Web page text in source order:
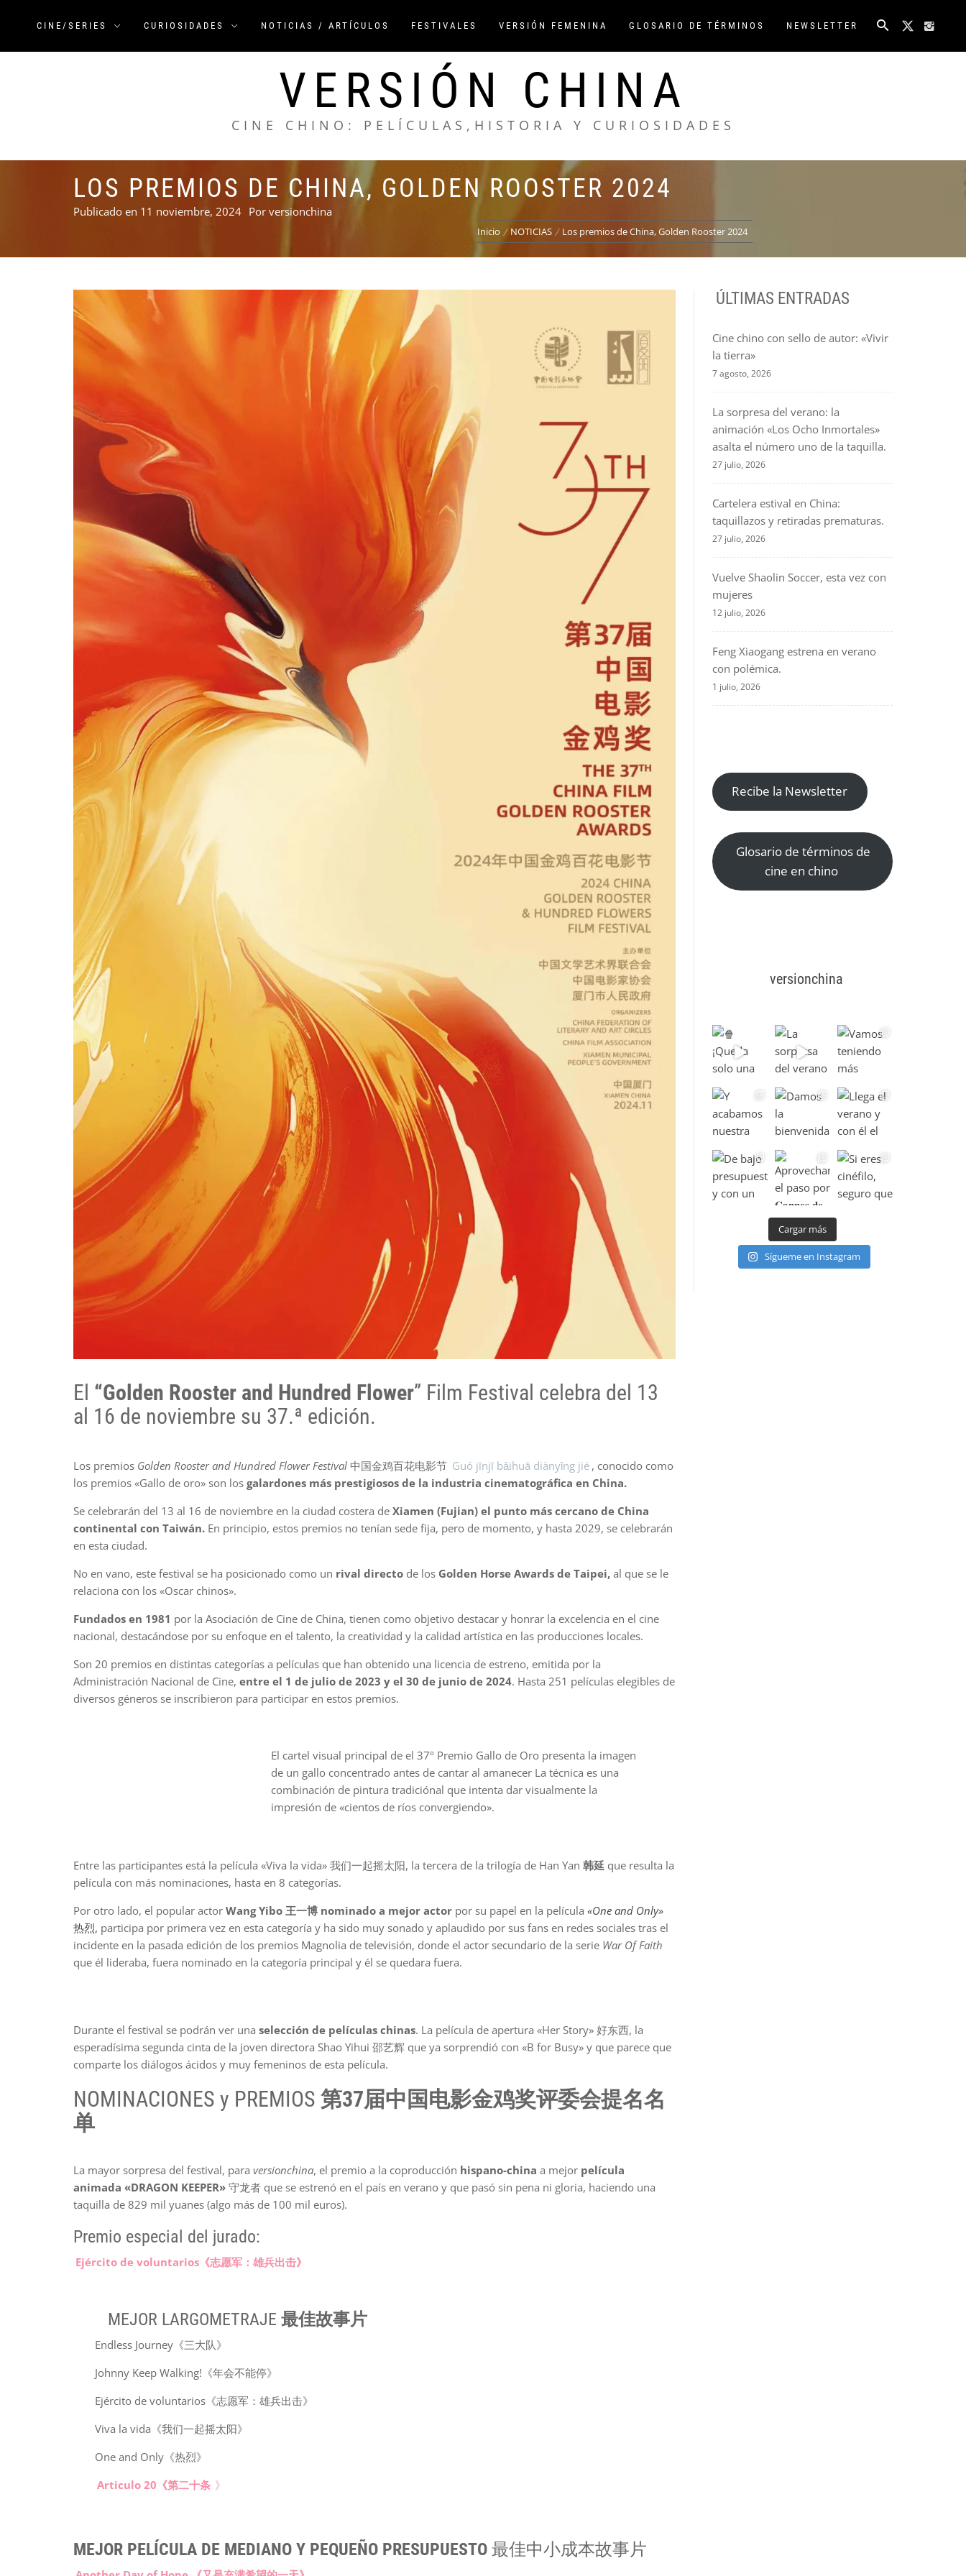
CINE/SERIES CURIOSIDADES NOTICIAS / ARTÍCULOS FESTIVALES VERSIÓN FEMENINA GLOSARIO DE TÉRMINOS NEWSLETTER
VERSIÓN CHINA
CINE CHINO: PELÍCULAS,HISTORIA Y CURIOSIDADES
LOS PREMIOS DE CHINA, GOLDEN ROOSTER 2024
Publicado en 11 noviembre, 2024 Por versionchina
Inicio NOTICIAS Los premios de China, Golden Rooster 2024
El “Golden Rooster and Hundred Flower” Film Festival celebra del 13
al 16 de noviembre su 37.ª edición.
Los premios Golden Rooster and Hundred Flower Festival 中国金鸡百花电影节 Guó jīnjī bǎihuā diànyǐng jié , conocido como
los premios «Gallo de oro» son los galardones más prestigiosos de la industria cinematográfica en China.
Se celebrarán del 13 al 16 de noviembre en la ciudad costera de Xiamen (Fujian) el punto más cercano de China
continental con Taiwán. En principio, estos premios no tenían sede fija, pero de momento, y hasta 2029, se celebrarán
en esta ciudad.
No en vano, este festival se ha posicionado como un rival directo de los Golden Horse Awards de Taipei, al que se le
relaciona con los «Oscar chinos».
Fundados en 1981 por la Asociación de Cine de China, tienen como objetivo destacar y honrar la excelencia en el cine
nacional, destacándose por su enfoque en el talento, la creatividad y la calidad artística en las producciones locales.
Son 20 premios en distintas categorías a películas que han obtenido una licencia de estreno, emitida por la
Administración Nacional de Cine, entre el 1 de julio de 2023 y el 30 de junio de 2024. Hasta 251 películas elegibles de
diversos géneros se inscribieron para participar en estos premios.
El cartel visual principal de el 37º Premio Gallo de Oro presenta la imagen
de un gallo concentrado antes de cantar al amanecer La técnica es una
combinación de pintura tradiciónal que intenta dar visualmente la
impresión de «cientos de ríos convergiendo».
Entre las participantes está la película «Viva la vida» 我们一起摇太阳, la tercera de la trilogía de Han Yan 韩延 que resulta la
película con más nominaciones, hasta en 8 categorías.
Por otro lado, el popular actor Wang Yibo 王一博 nominado a mejor actor por su papel en la película «One and Only»
热烈, participa por primera vez en esta categoría y ha sido muy sonado y aplaudido por sus fans en redes sociales tras el
incidente en la pasada edición de los premios Magnolia de televisión, donde el actor secundario de la serie War Of Faith
que él lideraba, fuera nominado en la categoría principal y él se quedara fuera.
Durante el festival se podrán ver una selección de películas chinas. La película de apertura «Her Story» 好东西, la
esperadísima segunda cinta de la joven directora Shao Yihui 邵艺辉 que ya sorprendió con «B for Busy» y que parece que
comparte los diálogos ácidos y muy femeninos de esta película.
NOMINACIONES y PREMIOS 第37届中国电影金鸡奖评委会提名名
单
La mayor sorpresa del festival, para versionchina, el premio a la coproducción hispano-china a mejor película
animada «DRAGON KEEPER» 守龙者 que se estrenó en el país en verano y que pasó sin pena ni gloria, haciendo una
taquilla de 829 mil yuanes (algo más de 100 mil euros).
Premio especial del jurado:
Ejército de voluntarios《志愿军：雄兵出击》
MEJOR LARGOMETRAJE 最佳故事片
Endless Journey《三大队》
Johnny Keep Walking!《年会不能停》
Ejército de voluntarios《志愿军：雄兵出击》
Viva la vida《我们一起摇太阳》
One and Only《热烈》
Articulo 20《第二十条 》
MEJOR PELÍCULA DE MEDIANO Y PEQUEÑO PRESUPUESTO 最佳中小成本故事片
ÚLTIMAS ENTRADAS
Cine chino con sello de autor: «Vivir
la tierra»
7 agosto, 2026
La sorpresa del verano: la
animación «Los Ocho Inmortales»
asalta el número uno de la taquilla.
27 julio, 2026
Cartelera estival en China:
taquillazos y retiradas prematuras.
27 julio, 2026
Vuelve Shaolin Soccer, esta vez con
mujeres
12 julio, 2026
Feng Xiaogang estrena en verano
con polémica.
1 julio, 2026
Recibe la Newsletter
Glosario de términos de
cine en chino
versionchina
Cargar más
Sígueme en Instagram